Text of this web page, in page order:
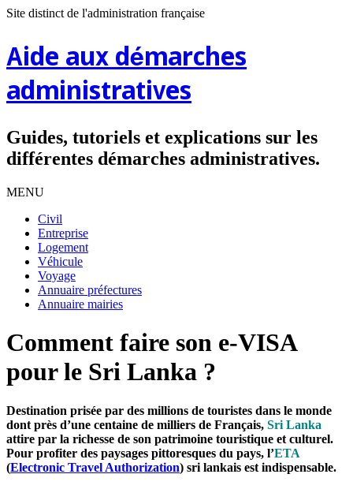
Site distinct de l'administration française
Aide aux démarches
administratives
Guides, tutoriels et explications sur les
différentes démarches administratives.
MENU
Civil
Entreprise
Logement
Véhicule
Voyage
Annuaire préfectures
Annuaire mairies
Comment faire son e-VISA
pour le Sri Lanka ?
Destination prisée par des millions de touristes dans le monde
dont près d’une centaine de milliers de Français, Sri Lanka
attire par la richesse de son patrimoine touristique et culturel.
Pour profiter des paysages pittoresques du pays, l’ETA
(Electronic Travel Authorization) sri lankais est indispensable.